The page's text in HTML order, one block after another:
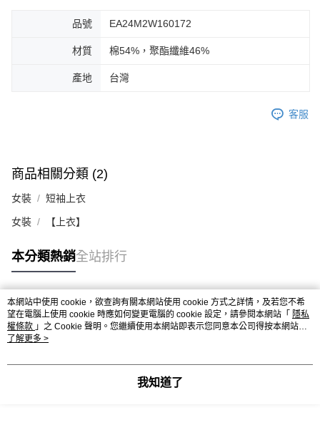
品號 EA24M2W160172
材質 棉54%，聚酯纖維46%
產地 台灣
客服
商品相關分類 (2)
女裝 短袖上衣
女裝 【上衣】
本分類熱銷全站排行
熱門標籤
本網站中使用 cookie，欲查詢有關本網站使用 cookie 方式之詳情，及若您不希
望在電腦上使用 cookie 時應如何變更電腦的 cookie 設定，請參閱本網站「 隱私
權條款 」之 Cookie 聲明。您繼續使用本網站即表示您同意本公司得按本網站使
用條款之 Cookie 聲明使用 cookie。
了解更多 >
我知道了